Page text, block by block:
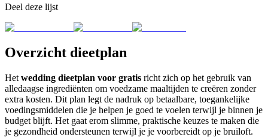
Deel deze lijst
Overzicht dieetplan
Het wedding dieetplan voor gratis richt zich op het gebruik van
alledaagse ingrediënten om voedzame maaltijden te creëren zonder
extra kosten. Dit plan legt de nadruk op betaalbare, toegankelijke
voedingsmiddelen die je helpen je goed te voelen terwijl je binnen je
budget blijft. Het gaat erom slimme, praktische keuzes te maken die
je gezondheid ondersteunen terwijl je je voorbereidt op je bruiloft.